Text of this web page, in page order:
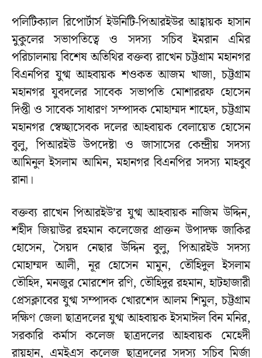
পলিটিক্যাল রিপোর্টার্স ইউনিটি-পিআরইউর আহ্বায়ক হাসান
মুকুলের সভাপতিত্বে ও সদস্য সচিব ইমরান এমির
পরিচালনায় বিশেষ অতিথির বক্তব্য রাখেন চট্টগ্রাম মহানগর
বিএনপির যুগ্ম আহবায়ক শওকত আজম খাজা, চট্টগ্রাম
মহানগর যুবদলের সাবেক সভাপতি মোশাররফ হোসেন
দিপ্তী ও সাবেক সাধারণ সম্পাদক মোহাম্মদ শাহেদ, চট্টগ্রাম
মহানগর স্বেচ্ছাসেবক দলের আহবায়ক বেলায়েত হোসেন
বুলু, পিআরইউ উপদেষ্টা ও জাসাসের কেন্দ্রীয় সদস্য
আমিনুল ইসলাম আমিন, মহানগর বিএনপির সদস্য মাহবুব
রানা।
বক্তব্য রাখেন পিআরইউ’র যুগ্ম আহবায়ক নাজিম উদ্দিন,
শহীদ জিয়াউর রহমান কলেজের প্রাক্তন উপাদক্ষ জাকির
হোসেন, সৈয়দ নেছার উদ্দিন বুলু, পিআরইউ সদস্য
মোহাম্মদ আলী, নূর হোসেন মামুন, তৌহিদুল ইসলাম
তৌহিদ, মনজুর মোরশেদ রণি, তৌহিদুর রহমান, হাটহাজারী
প্রেসক্লাবের যুগ্ম সম্পাদক খোরশেদ আলম শিমুল, চট্টগ্রাম
দক্ষিণ জেলা ছাত্রদলের যুগ্ম আহবায়ক ইসমাঈল বিন মনির,
সরকারি কর্মাস কলেজ ছাত্রদলের আহবায়ক মেহেদী
রায়হান, এমইএস কলেজ ছাত্রদলের সদস্য সচিব মির্জা